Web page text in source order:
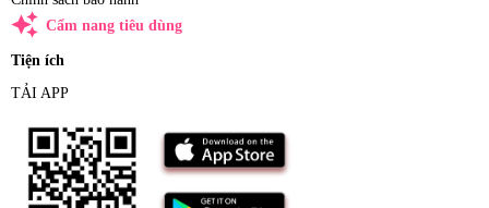
auto_awesome Cẩm nang tiêu dùng
Tiện ích
TẢI APP